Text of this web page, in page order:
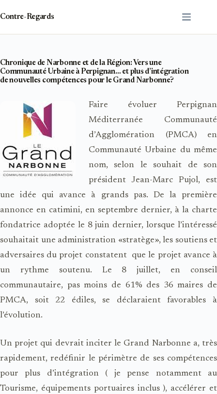
contenu
Contre-Regards
Chronique de Narbonne et de la Région: Vers une
Communauté Urbaine à Perpignan… et plus d’intégration
de nouvelles compétences pour le Grand Narbonne?
Faire évoluer Perpignan
Méditerranée Communauté
d’Agglomération (PMCA) en
Communauté Urbaine du même
nom, selon le souhait de son
président Jean-Marc Pujol, est
une idée qui avance à grands pas. De la première
annonce en catimini, en septembre dernier, à la charte
fondatrice adoptée le 8 juin dernier, lorsque l’intéressé
souhaitait une administration «stratège», les soutiens et
adversaires du projet constatent que le projet avance à
un rythme soutenu. Le 8 juillet, en conseil
communautaire, pas moins de 61% des 36 maires de
PMCA, soit 22 édiles, se déclaraient favorables à
l’évolution.
Un projet qui devrait inciter le Grand Narbonne a, très
rapidement, redéfinir le périmètre de ses compétences
pour plus d’intégration ( je pense notamment au
Tourisme, équipements portuaires inclus ), accélérer et